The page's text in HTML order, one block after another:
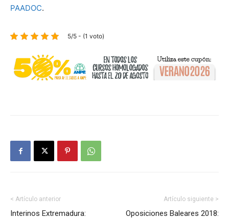
PAADOC.
5/5 - (1 voto)
< Artículo anterior
Interinos Extremadura:
Artículo siguiente >
Oposiciones Baleares 2018: